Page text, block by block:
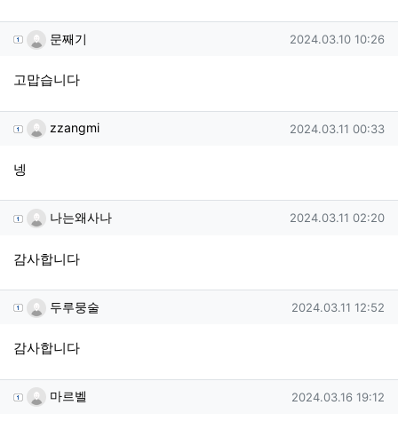
문째기님의 댓글
문째기 작성일
2024.03.10 10:26
고맙습니다
zzangmi님의 댓글
zzangmi 작성일
2024.03.11 00:33
넹
나는왜사나님의 댓글
나는왜사나 작성일
2024.03.11 02:20
감사합니다
두루뭉술님의 댓글
두루뭉술 작성일
2024.03.11 12:52
감사합니다
마르벨님의 댓글
마르벨 작성일
2024.03.16 19:12